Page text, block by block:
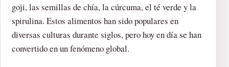
goji, las semillas de chía, la cúrcuma, el té verde y la
spirulina. Estos alimentos han sido populares en
diversas culturas durante siglos, pero hoy en día se han
convertido en un fenómeno global.